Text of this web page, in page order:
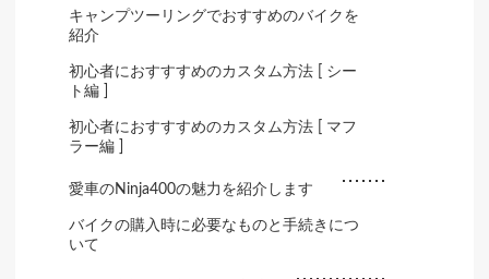
キャンプツーリングでおすすめのバイクを
紹介
初心者におすすすめのカスタム方法 [ シー
ト編 ]
初心者におすすすめのカスタム方法 [ マフ
ラー編 ]
愛車のNinja400の魅力を紹介します
バイクの購入時に必要なものと手続きにつ
いて